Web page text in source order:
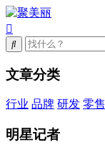
文章分类
行业 品牌 研发 零售
明星记者